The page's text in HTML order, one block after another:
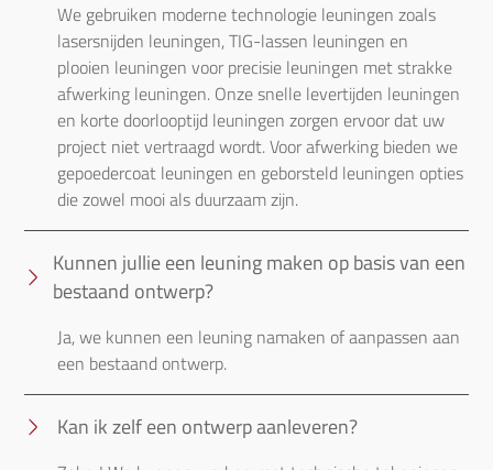
We gebruiken moderne technologie leuningen zoals
lasersnijden leuningen, TIG-lassen leuningen en
plooien leuningen voor precisie leuningen met strakke
afwerking leuningen. Onze snelle levertijden leuningen
en korte doorlooptijd leuningen zorgen ervoor dat uw
project niet vertraagd wordt. Voor afwerking bieden we
gepoedercoat leuningen en geborsteld leuningen opties
die zowel mooi als duurzaam zijn.
Kunnen jullie een leuning maken op basis van een
bestaand ontwerp?
Ja, we kunnen een leuning namaken of aanpassen aan
een bestaand ontwerp.
Kan ik zelf een ontwerp aanleveren?